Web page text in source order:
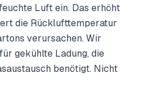
Luft ein. Das erhöht
die Rücklufttemperatur
verursachen. Wir
gekühlte Ladung, die
benötigt. Nicht